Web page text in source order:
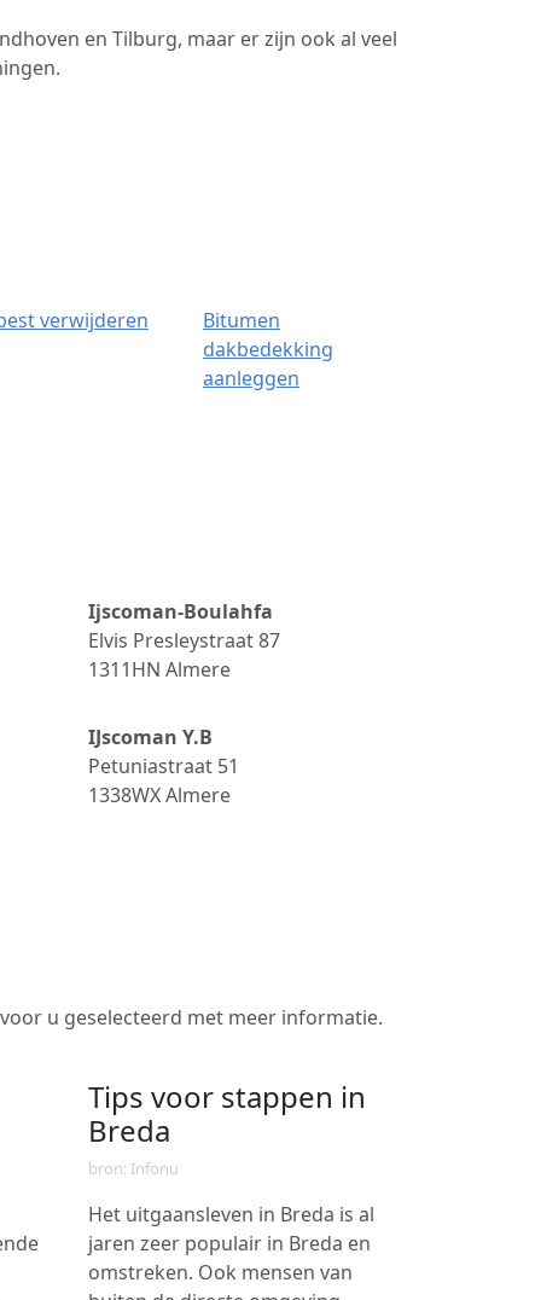
en Tilburg, maar er zijn ook al veel
verwijderen
Bitumen
dakbedekking
aanleggen
Ijscoman-Boulahfa
Elvis Presleystraat 87
1311HN Almere
IJscoman Y.B
Petuniastraat 51
1338WXAlmere
u geselecteerd met meer informatie.
Tips voor stappen in
Breda
bron: Infonu
Het uitgaansleven in Breda is al
jaren zeer populair in Breda en
omstreken. Ook mensen van